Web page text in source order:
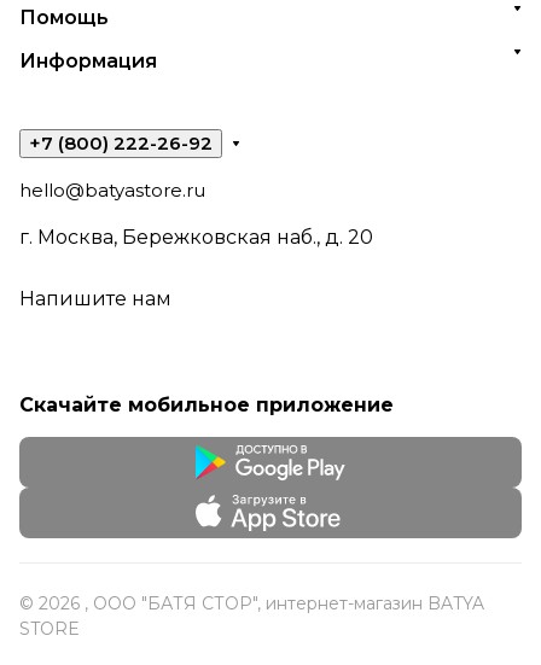
Помощь
Информация
+7 (800) 222-26-92
hello@batyastore.ru
г. Москва, Бережковская наб., д. 20
Напишите нам
Скачайте мобильное приложение
© 2026 , ООО "БАТЯ СТОР", интернет-магазин BATYA
STORE